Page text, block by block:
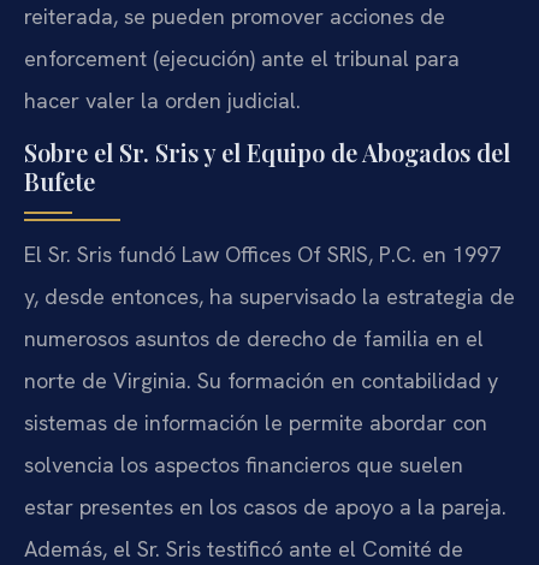
reiterada, se pueden promover acciones de
enforcement (ejecución) ante el tribunal para
hacer valer la orden judicial.
Sobre el Sr. Sris y el Equipo de Abogados del
Bufete
El Sr. Sris fundó Law Offices Of SRIS, P.C. en 1997
y, desde entonces, ha supervisado la estrategia de
numerosos asuntos de derecho de familia en el
norte de Virginia. Su formación en contabilidad y
sistemas de información le permite abordar con
solvencia los aspectos financieros que suelen
estar presentes en los casos de apoyo a la pareja.
Además, el Sr. Sris testificó ante el Comité de